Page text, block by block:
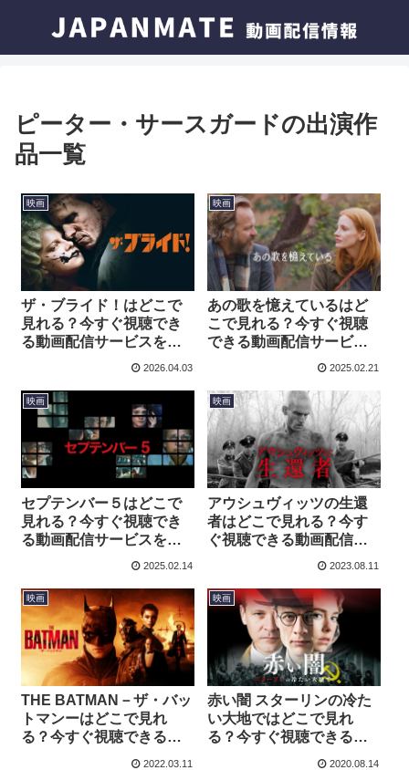
ピーター・サースガードの出演作
品一覧
映画
ザ・ブライド！はどこで
見れる？今すぐ視聴でき
る動画配信サービスを紹
2026.04.03
映画
あの歌を憶えているはど
こで見れる？今すぐ視聴
できる動画配信サービス
2025.02.21
映画
セプテンバー５はどこで
見れる？今すぐ視聴でき
る動画配信サービスを紹
2025.02.14
映画
アウシュヴィッツの生還
者はどこで見れる？今す
ぐ視聴できる動画配信サ
2023.08.11
映画
THE BATMAN－ザ・バッ
トマンーはどこで見れ
る？今すぐ視聴できる動
2022.03.11
映画
赤い闇 スターリンの冷た
い大地ではどこで見れ
る？今すぐ視聴できる動
2020.08.14